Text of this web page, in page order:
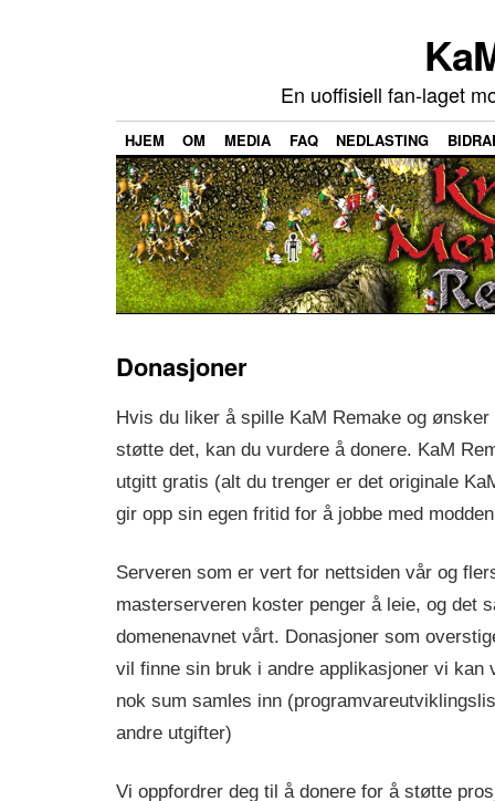
En uoffisiell fan-laget
HJEM OM MEDIA FAQ NEDLASTING
Donasjoner
Hvis du liker å spille KaM Remake og
støtte det, kan du vurdere å donere. KaM
utgitt gratis (alt du trenger er det originale
gir opp sin egen fritid for å jobbe med
Serveren som er vert for nettsiden vår og
masterserveren koster penger å leie, og det
domenenavnet vårt. Donasjoner som
vil finne sin bruk i andre applikasjoner vi kan
nok sum samles inn
andre utgifter)
Vi oppfordrer deg til å donere for å støtte